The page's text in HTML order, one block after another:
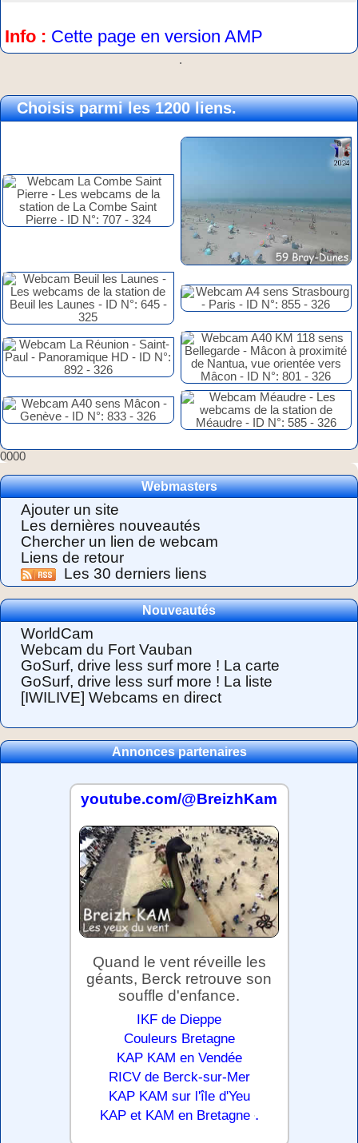
Info : Cette page en version AMP
.
Choisis parmi les 1200 liens.
0000
Webmasters
Ajouter un site
Les dernières nouveautés
Chercher un lien de webcam
Liens de retour
Les 30 derniers liens
Nouveautés
WorldCam
Webcam du Fort Vauban
GoSurf, drive less surf more ! La carte
GoSurf, drive less surf more ! La liste
[IWILIVE] Webcams en direct
Annonces partenaires
youtube.com/@BreizhKam
Quand le vent réveille les
géants, Berck retrouve son
souffle d'enfance.
IKF de Dieppe
Couleurs Bretagne
KAP KAM en Vendée
RICV de Berck-sur-Mer
KAP KAM sur l'île d'Yeu
KAP et KAM en Bretagne .